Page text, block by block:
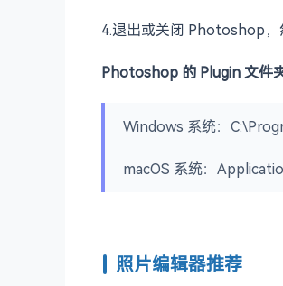
4.退出或关闭 Photoshop，
Photoshop 的 Plugin 文件
Windows 系统：
macOS 系统：
照片编辑器推荐